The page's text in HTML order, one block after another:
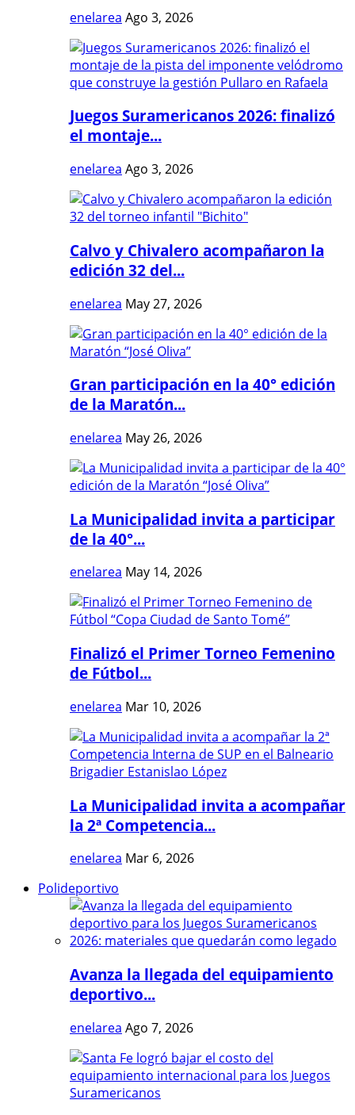
enelarea Ago 3, 2026
Juegos Suramericanos 2026: finalizó
el montaje...
enelarea Ago 3, 2026
Calvo y Chivalero acompañaron la
edición 32 del...
enelarea May 27, 2026
Gran participación en la 40° edición
de la Maratón...
enelarea May 26, 2026
La Municipalidad invita a participar
de la 40°...
enelarea May 14, 2026
Finalizó el Primer Torneo Femenino
de Fútbol...
enelarea Mar 10, 2026
La Municipalidad invita a acompañar
la 2ª Competencia...
enelarea Mar 6, 2026
Polideportivo
Avanza la llegada del equipamiento
deportivo...
enelarea Ago 7, 2026